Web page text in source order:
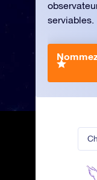
serviables.